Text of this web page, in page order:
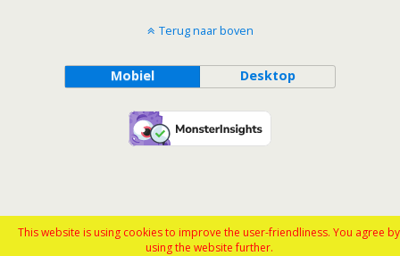
Terug naar boven
Mobiel Desktop
This website is using cookies to improve the user-friendliness. You agree by
using the website further.